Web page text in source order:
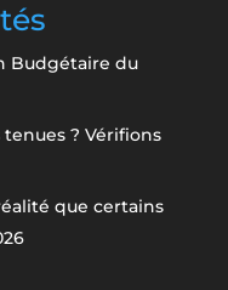
Budgétaire du
? Vérifions
que certains